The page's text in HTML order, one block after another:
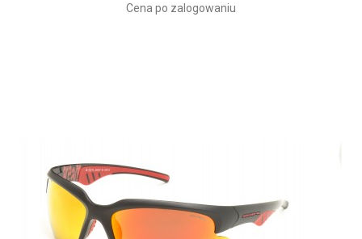
Cena po zalogowaniu